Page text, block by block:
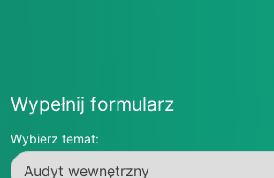
Wypełnij formularz
Wybierz temat: